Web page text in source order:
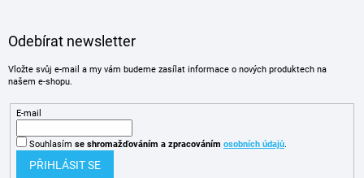
Odebírat newsletter
Vložte svůj e-mail a my vám budeme zasílat informace o nových produktech na
našem e-shopu.
E-mail
Souhlasím se shromažďováním a zpracováním osobních údajů.
PŘIHLÁSIT SE